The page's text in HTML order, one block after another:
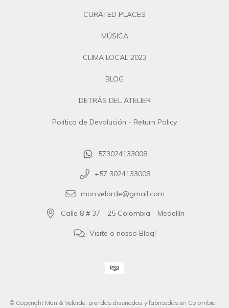
CURATED PLACES
MÚSICA
CLIMA LOCAL 2023
BLOG
DETRÁS DEL ATELIER
Política de Devolución - Return Policy
573024133008
+57 3024133008
mon.velarde@gmail.com
Calle 8 # 37 - 25 Colombia - Medellín
Visite o nosso Blog!
© Copyright Mon & Velarde, prendas diseñadas y fabricadas en Colombia -